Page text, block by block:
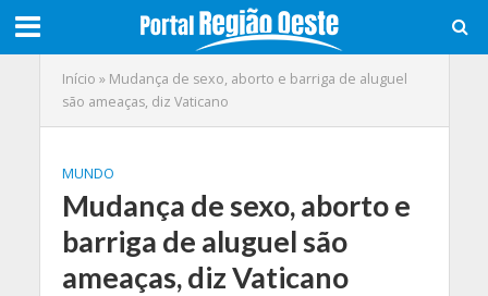
Início » Mudança de sexo, aborto e barriga de aluguel
são ameaças, diz Vaticano
MUNDO
Mudança de sexo, aborto e
barriga de aluguel são
ameaças, diz Vaticano